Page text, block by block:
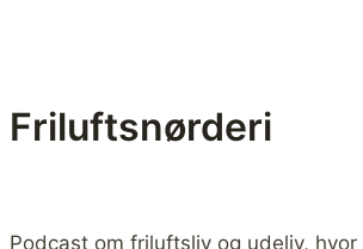
Friluftsnørderi
Podcast om friluftsliv og udeliv,